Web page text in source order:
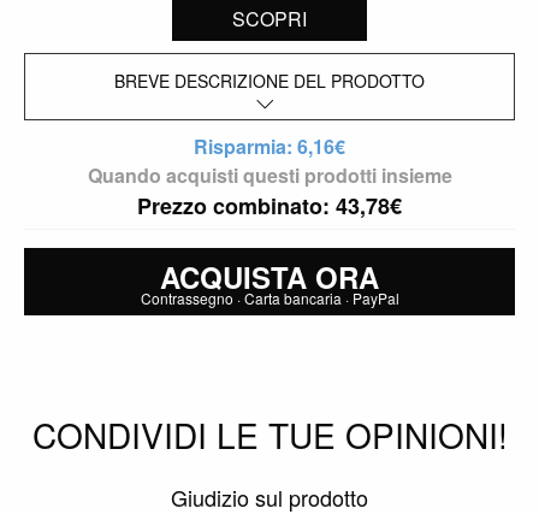
4.94out of
5(98)
SCOPRI
BREVE DESCRIZIONE DEL PRODOTTO
Risparmia: 6,16€
Quando acquisti questi prodotti insieme
Prezzo combinato: 43,78€
ACQUISTA ORA
Contrassegno · Carta bancaria · PayPal
CONDIVIDI LE TUE OPINIONI!
Giudizio sul prodotto